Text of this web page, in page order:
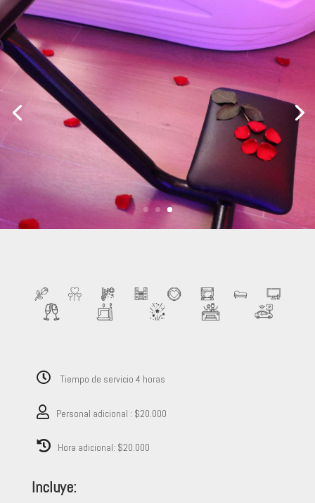
Tiempo de servicio 4 horas
Personal adicional : $20.000
Hora adicional: $20.000
Incluye: